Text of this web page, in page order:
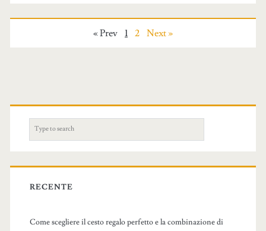
« Prev 1 2 Next »
e
r
c
o
RECENTE
Come scegliere il cesto regalo perfetto e la combinazione di